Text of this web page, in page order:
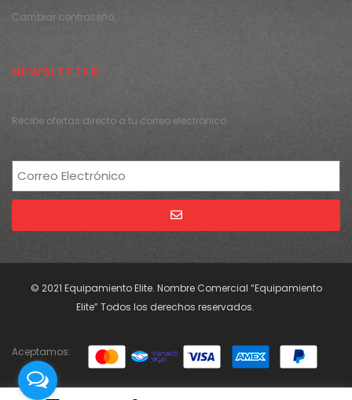
Cambiar contraseña
NEWSLETTER
Recibe ofertas directo a tu correo electrónico
© 2021 Equipamiento Elite. Nombre Comercial “Equipamiento
Elite” Todos los derechos reservados.
Aceptamos: